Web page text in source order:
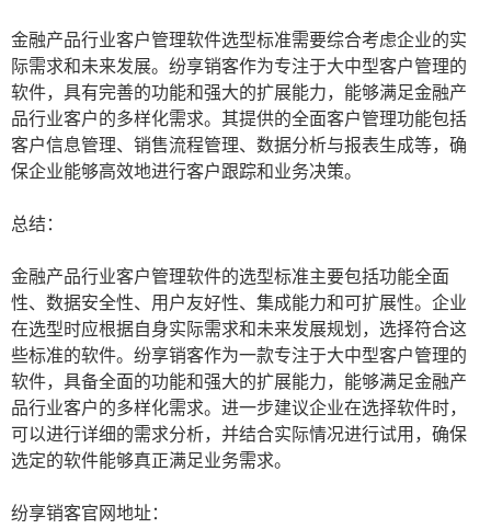
金融产品行业客户管理软件选型标准需要综合考虑企业的实
际需求和未来发展。纷享销客作为专注于大中型客户管理的
软件，具有完善的功能和强大的扩展能力，能够满足金融产
品行业客户的多样化需求。其提供的全面客户管理功能包括
客户信息管理、销售流程管理、数据分析与报表生成等，确
保企业能够高效地进行客户跟踪和业务决策。
总结：
金融产品行业客户管理软件的选型标准主要包括功能全面
性、数据安全性、用户友好性、集成能力和可扩展性。企业
在选型时应根据自身实际需求和未来发展规划，选择符合这
些标准的软件。纷享销客作为一款专注于大中型客户管理的
软件，具备全面的功能和强大的扩展能力，能够满足金融产
品行业客户的多样化需求。进一步建议企业在选择软件时，
可以进行详细的需求分析，并结合实际情况进行试用，确保
选定的软件能够真正满足业务需求。
纷享销客官网地址：